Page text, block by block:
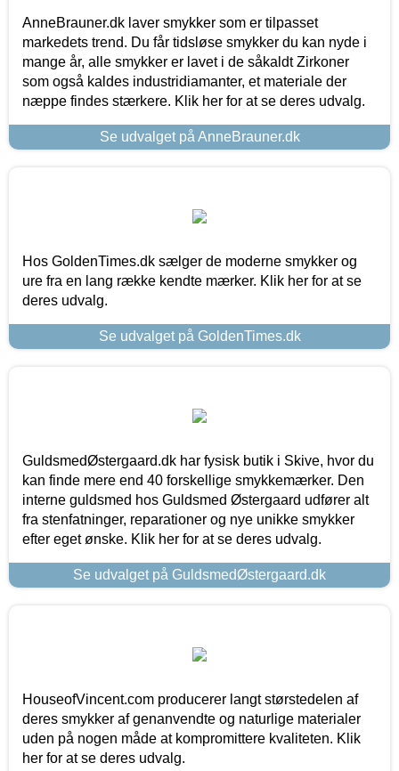
AnneBrauner.dk laver smykker som er tilpasset
markedets trend. Du får tidsløse smykker du kan nyde i
mange år, alle smykker er lavet i de såkaldt Zirkoner
som også kaldes industridiamanter, et materiale der
næppe findes stærkere. Klik her for at se deres udvalg.
Se udvalget på AnneBrauner.dk
Hos GoldenTimes.dk sælger de moderne smykker og
ure fra en lang række kendte mærker. Klik her for at se
deres udvalg.
Se udvalget på GoldenTimes.dk
GuldsmedØstergaard.dk har fysisk butik i Skive, hvor du
kan finde mere end 40 forskellige smykkemærker. Den
interne guldsmed hos Guldsmed Østergaard udfører alt
fra stenfatninger, reparationer og nye unikke smykker
efter eget ønske. Klik her for at se deres udvalg.
Se udvalget på GuldsmedØstergaard.dk
HouseofVincent.com producerer langt størstedelen af
deres smykker af genanvendte og naturlige materialer
uden på nogen måde at kompromittere kvaliteten. Klik
her for at se deres udvalg.